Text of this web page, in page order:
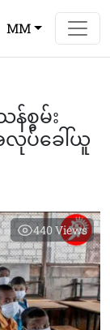
MM
စွမ်း
လုပ်ခေါ်ယူ
440Views